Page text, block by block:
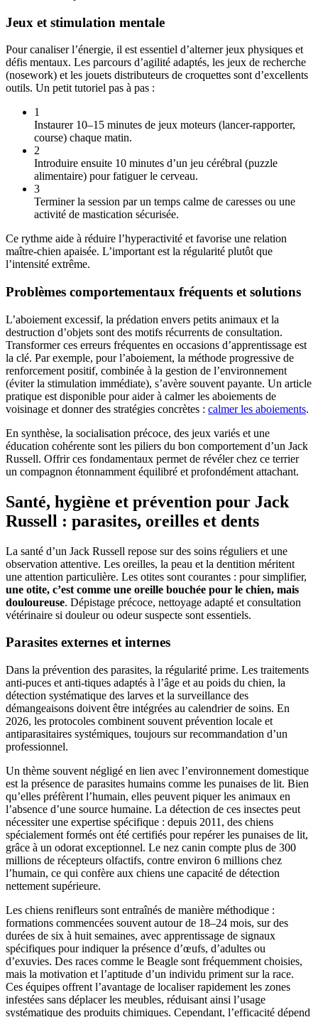
Jeux et stimulation mentale
Pour canaliser l’énergie, il est essentiel d’alterner jeux physiques et
défis mentaux. Les parcours d’agilité adaptés, les jeux de recherche
(nosework) et les jouets distributeurs de croquettes sont d’excellents
outils. Un petit tutoriel pas à pas :
1
Instaurer 10–15 minutes de jeux moteurs (lancer-rapporter,
course) chaque matin.
2
Introduire ensuite 10 minutes d’un jeu cérébral (puzzle
alimentaire) pour fatiguer le cerveau.
3
Terminer la session par un temps calme de caresses ou une
activité de mastication sécurisée.
Ce rythme aide à réduire l’hyperactivité et favorise une relation
maître-chien apaisée. L’important est la régularité plutôt que
l’intensité extrême.
Problèmes comportementaux fréquents et solutions
L’aboiement excessif, la prédation envers petits animaux et la
destruction d’objets sont des motifs récurrents de consultation.
Transformer ces erreurs fréquentes en occasions d’apprentissage est
la clé. Par exemple, pour l’aboiement, la méthode progressive de
renforcement positif, combinée à la gestion de l’environnement
(éviter la stimulation immédiate), s’avère souvent payante. Un article
pratique est disponible pour aider à calmer les aboiements de
voisinage et donner des stratégies concrètes : calmer les aboiements.
En synthèse, la socialisation précoce, des jeux variés et une
éducation cohérente sont les piliers du bon comportement d’un Jack
Russell. Offrir ces fondamentaux permet de révéler chez ce terrier
un compagnon étonnamment équilibré et profondément attachant.
Santé, hygiène et prévention pour Jack
Russell : parasites, oreilles et dents
La santé d’un Jack Russell repose sur des soins réguliers et une
observation attentive. Les oreilles, la peau et la dentition méritent
une attention particulière. Les otites sont courantes : pour simplifier,
une otite, c’est comme une oreille bouchée pour le chien, mais
douloureuse. Dépistage précoce, nettoyage adapté et consultation
vétérinaire si douleur ou odeur suspecte sont essentiels.
Parasites externes et internes
Dans la prévention des parasites, la régularité prime. Les traitements
anti-puces et anti-tiques adaptés à l’âge et au poids du chien, la
détection systématique des larves et la surveillance des
démangeaisons doivent être intégrées au calendrier de soins. En
2026, les protocoles combinent souvent prévention locale et
antiparasitaires systémiques, toujours sur recommandation d’un
professionnel.
Un thème souvent négligé en lien avec l’environnement domestique
est la présence de parasites humains comme les punaises de lit. Bien
qu’elles préfèrent l’humain, elles peuvent piquer les animaux en
l’absence d’une source humaine. La détection de ces insectes peut
nécessiter une expertise spécifique : depuis 2011, des chiens
spécialement formés ont été certifiés pour repérer les punaises de lit,
grâce à un odorat exceptionnel. Le nez canin compte plus de 300
millions de récepteurs olfactifs, contre environ 6 millions chez
l’humain, ce qui confère aux chiens une capacité de détection
nettement supérieure.
Les chiens renifleurs sont entraînés de manière méthodique :
formations commencées souvent autour de 18–24 mois, sur des
durées de six à huit semaines, avec apprentissage de signaux
spécifiques pour indiquer la présence d’œufs, d’adultes ou
d’exuvies. Des races comme le Beagle sont fréquemment choisies,
mais la motivation et l’aptitude d’un individu priment sur la race.
Ces équipes offrent l’avantage de localiser rapidement les zones
infestées sans déplacer les meubles, réduisant ainsi l’usage
systématique des produits chimiques. Cependant, l’efficacité dépend